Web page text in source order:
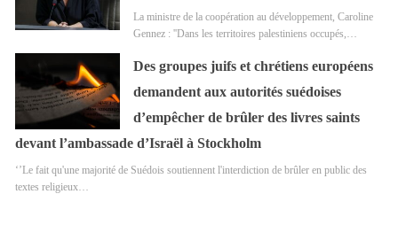
La ministre de la coopération au développement, Caroline
Gennez : ''Dans les territoires palestiniens occupés,…
Des groupes juifs et chrétiens européens
demandent aux autorités suédoises
d’empêcher de brûler des livres saints
devant l’ambassade d’Israël à Stockholm
‘’Le fait qu'une majorité de Suédois soutiennent l'interdiction de brûler en public des
textes religieux…